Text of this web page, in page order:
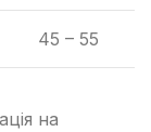
45 – 55
на